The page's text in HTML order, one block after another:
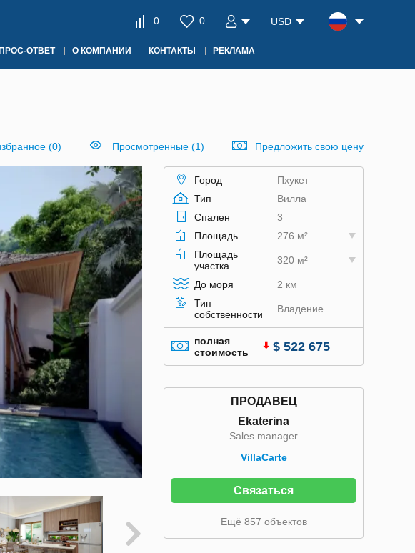
0 0 USD
ОТВЕТ О КОМПАНИИ КОНТАКТЫ РЕКЛАМА
(0) Просмотренные (1) Предложить свою цену
Город
Пхукет
Тип
Вилла
Спален
3
Площадь
276 м²
Площадь
участка
320 м²
До моря
2 км
Тип
собственности
Владение
полная
стоимость
$ 522 675
ПРОДАВЕЦ
Ekaterina
Sales manager
VillaСarte
Связаться
Ещё 857 объектов